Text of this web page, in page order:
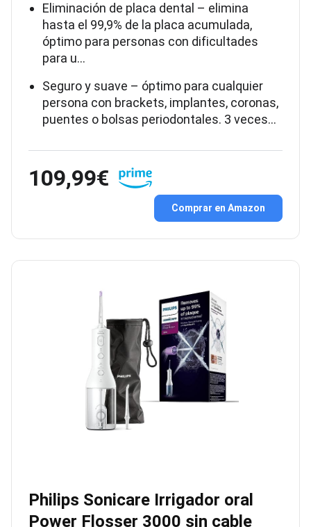
Eliminación de placa dental – elimina
hasta el 99,9% de la placa acumulada,
óptimo para personas con dificultades
para u…
Seguro y suave – óptimo para cualquier
persona con brackets, implantes, coronas,
puentes o bolsas periodontales. 3 veces…
109,99€
Comprar en Amazon
Philips Sonicare Irrigador oral
Power Flosser 3000 sin cable